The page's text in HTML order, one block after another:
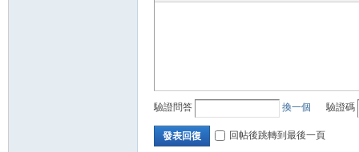
驗證問答 換一個 驗證碼
發表回復 回帖後跳轉到最後一頁